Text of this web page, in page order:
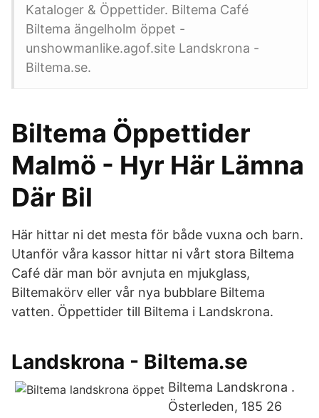
Kataloger & Öppettider. Biltema Café
Biltema ängelholm öppet -
unshowmanlike.agof.site Landskrona -
Biltema.se.
Biltema Öppettider
Malmö - Hyr Här Lämna
Där Bil
Här hittar ni det mesta för både vuxna och barn.
Utanför våra kassor hittar ni vårt stora Biltema
Café där man bör avnjuta en mjukglass,
Biltemakörv eller vår nya bubblare Biltema
vatten. Öppettider till Biltema i Landskrona.
Landskrona - Biltema.se
Biltema Landskrona .
Österleden, 185 26